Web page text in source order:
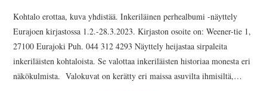
KULTTUURI
INKERIN
KULTTUURISEURA RY
Kohtalo erottaa, kuva yhdistää. Inkeriläinen perhealbumi -näyttely
Eurajoen kirjastossa 1.2.-28.3.2023. Kirjaston osoite on: Weener-tie 1,
27100 Eurajoki Puh. 044 312 4293 Näyttely heijastaa sirpaleita
inkeriläisten kohtaloista. Se valottaa inkeriläisten historiaa monesta eri
näkökulmista. Valokuvat on kerätty eri maissa asuvilta ihmisiltä,…